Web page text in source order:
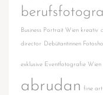
Business Portrait Wien kreativ
director Debütantinnen
exklusive Eventfotografie Wien
abrudan
fine art